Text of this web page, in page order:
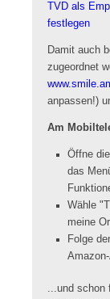
TVD als
festlegen
Damit auch
zugeordnet
anpassen!)
Am
Öffne
das
Wähle
meine
Folge
...und schon